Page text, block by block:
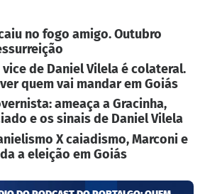
no fogo amigo. Outubro
de Daniel Vilela é colateral.
quem vai mandar em Goiás
ameaça a Gracinha,
e os sinais de Daniel Vilela
X caiadismo, Marconi e
a eleição em Goiás